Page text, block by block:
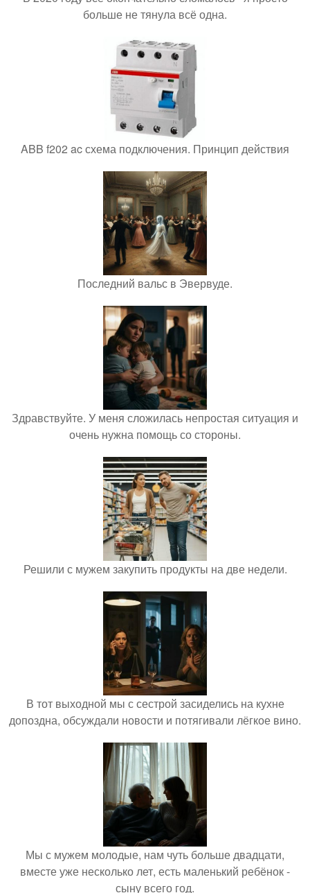
больше не тянула всё одна.
ABB f202 ac схема подключения. Принцип действия
Последний вальс в Эвервуде.
Здравствуйте. У меня сложилась непростая ситуация и
очень нужна помощь со стороны.
Решили с мужем закупить продукты на две недели.
В тот выходной мы с сестрой засиделись на кухне
допоздна, обсуждали новости и потягивали лёгкое вино.
Мы с мужем молодые, нам чуть больше двадцати,
вместе уже несколько лет, есть маленький ребёнок -
сыну всего год.